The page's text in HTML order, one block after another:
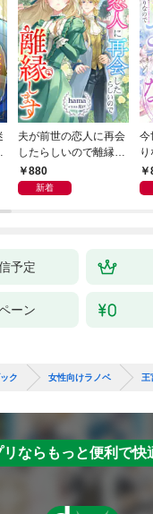
夫が前世の恋人に再会
したらしいので離縁し
ます880
新着
今
予定
ーン
ク 女性向けラノベ 王
リならもっと便利で快